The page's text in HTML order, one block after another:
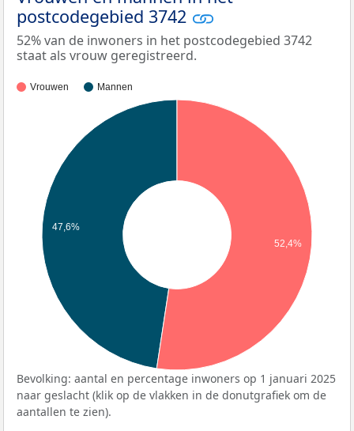
postcodegebied 3742
52% van de inwoners in het postcodegebied 3742
staat als vrouw geregistreerd.
Vrouwen Mannen
47,6%
52,4%
Bevolking: aantal en percentage inwoners op 1 januari 2025
naar geslacht (klik op de vlakken in de donutgrafiek om de
aantallen te zien).